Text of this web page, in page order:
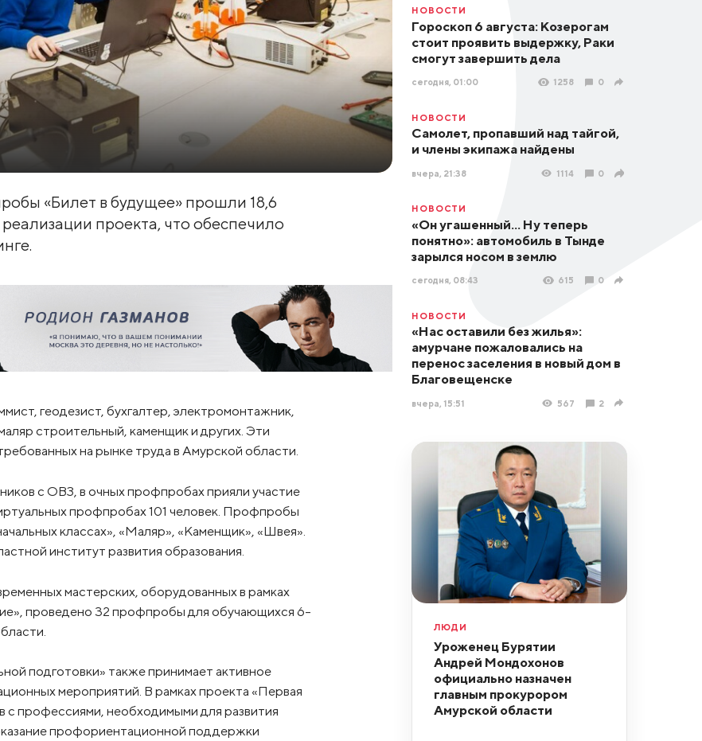
«Билет в будущее» прошли 18,6
проекта, что обеспечило
геодезист, бухгалтер, электромонтажник,
строительный, каменщик и других. Эти
на рынке труда в Амурской области.
с ОВЗ, в очных профпробах прияли участие
профпробах 101 человек. Профпробы
классах», «Маляр», «Каменщик», «Швея».
институт развития образования.
мастерских, оборудованных в рамках
проведено 32 профпробы для обучающихся 6–
подготовки» также принимает активное
мероприятий. В рамках проекта «Первая
профессиями, необходимыми для развития
профориентационной поддержки
НОВОСТИ
Гороскоп 6 августа: Козерогам
стоит проявить выдержку, Раки
смогут завершить дела
сегодня, 01:00 1258 0
НОВОСТИ
Самолет, пропавший над тайгой,
и члены экипажа найдены
вчера, 21:38 1114 0
НОВОСТИ
«Он угашенный... Ну теперь
понятно»: автомобиль в Тынде
зарылся носом в землю
сегодня, 08:43 615 0
НОВОСТИ
«Нас оставили без жилья»:
амурчане пожаловались на
перенос заселения в новый дом в
Благовещенске
вчера, 15:51 567 2
ЛЮДИ
Уроженец Бурятии
Андрей Мондохонов
официально назначен
главным прокурором
Амурской области